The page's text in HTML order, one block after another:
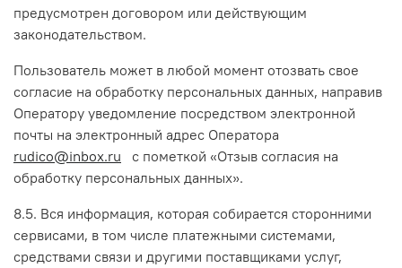
предусмотрен договором или действующим
законодательством.
Пользователь может в любой момент отозвать свое
согласие на обработку персональных данных, направив
Оператору уведомление посредством электронной
почты на электронный адрес Оператора
rudico@inbox.ru с пометкой «Отзыв согласия на
обработку персональных данных».
8.5. Вся информация, которая собирается сторонними
сервисами, в том числе платежными системами,
средствами связи и другими поставщиками услуг,